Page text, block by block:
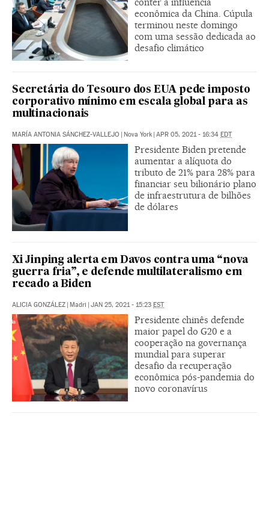
econômica da China. Cúpula
terminou neste domingo
com uma sessão dedicada ao
desafio climático
Secretária do Tesouro dos EUA pede imposto
corporativo mínimo em escala global para as
multinacionais
MARÍA ANTONIA SÁNCHEZ-VALLEJO | Nova York | APR 05, 2021 - 16:34 EDT
Presidente Biden pretende
aumentar a alíquota do
tributo de 21% para 28% para
financiar seu bilionário plano
de infraestrutura de bilhões
de dólares
Xi Jinping alerta em Davos contra uma “nova
guerra fria”, e defende multilateralismo em
recado a Biden
ALICIA GONZÁLEZ | Madri | JAN 25, 2021 - 15:23 EST
Presidente chinês defende
maior papel do G20 e a
cooperação na governança
mundial para superar
desafio da recuperação
econômica pós-pandemia do
novo coronavírus